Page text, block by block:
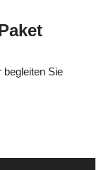
begleiten Sie